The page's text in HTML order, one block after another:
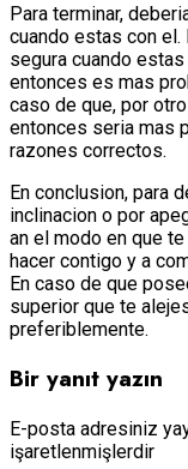
Para terminar,
cuando estas con
segura cuando estas
entonces es mas
caso de que, por
entonces seri­a mas
razones correctos.
En conclusion, para
inclinacion o por
an el modo en que
hacer contigo y a
En caso de que
superior que te
preferiblemente.
Bir yanıt yazın
E-posta adresiniz
işaretlenmişlerdir